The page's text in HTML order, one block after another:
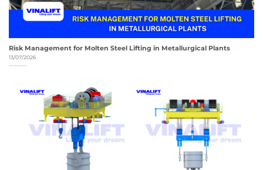
Risk Management for Molten Steel Lifting in Metallurgical Plants
13/07/2026